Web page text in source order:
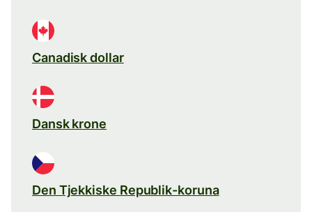
Canadisk dollar
Dansk krone
Den Tjekkiske Republik-koruna